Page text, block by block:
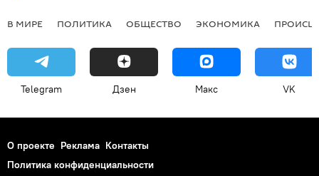
В МИРЕ ПОЛИТИКА ОБЩЕСТВО ЭКОНОМИКА
Telegram Дзен Макс VK
О проекте Реклама Контакты
Политика конфиденциальности